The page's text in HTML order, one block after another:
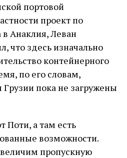
портовой
проект по
в Анаклия, Леван
что здесь изначально
контейнерного
по его словам,
пока не загружены
Поти, а там есть
возможности.
пропускную